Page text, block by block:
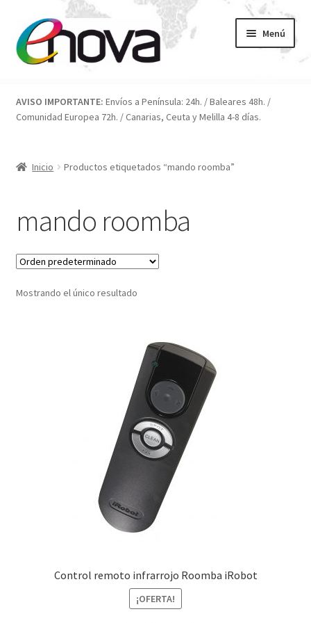
a
la
al
contenido
Menú
Blog
Contacto
ENOVA
AVISO IMPORTANTE: Envíos a Península: 24h. / Baleares 48h. /
Comunidad Europea 72h. / Canarias, Ceuta y Melilla 4-8 días.
Inicio Productos etiquetados “mando roomba”
mando roomba
Mostrando el único resultado
Control remoto infrarrojo Roomba iRobot
¡OFERTA!